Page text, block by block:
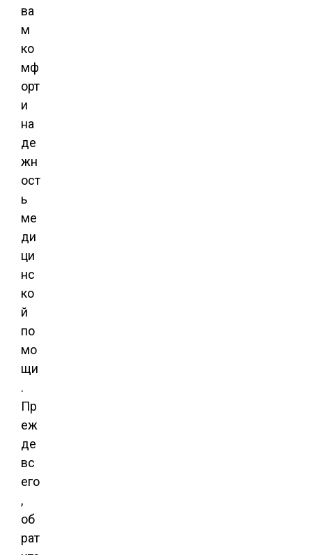
ва
м
ко
мф
орт
и
на
де
жн
ост
ь
ме
ди
ци
нс
ко
й
по
мо
щи
.
Пр
еж
де
вс
его
,
об
рат